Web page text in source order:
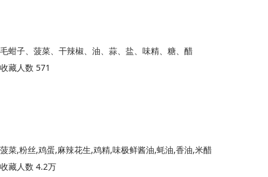
毛蚶子、菠菜、干辣椒、油、蒜、盐、味精、糖、醋
收藏人数 571
菠菜,粉丝,鸡蛋,麻辣花生,鸡精,味极鲜酱油,蚝油,香油,米醋
收藏人数 4.2万